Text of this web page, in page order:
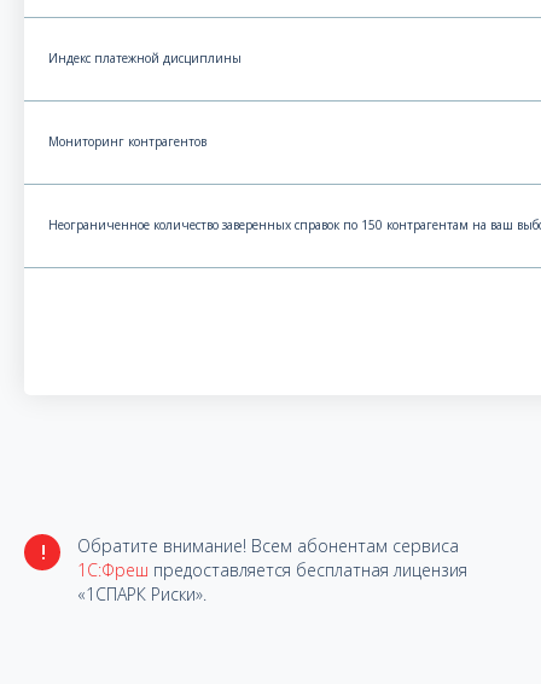
Индекс платежной дисциплины
Мониторинг контрагентов
Неограниченное количество заверенных справок по 150 контрагентам на ваш
!
Обратите внимание! Всем абонентам сервиса
1С:Фреш предоставляется бесплатная лицензия
«1СПАРК Риски».